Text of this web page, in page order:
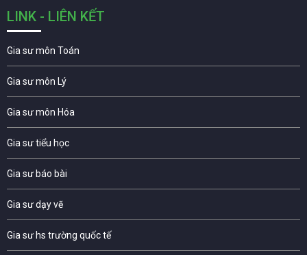
LINK - LIÊN KẾT
Gia sư môn Toán
Gia sư môn Lý
Gia sư môn Hóa
Gia sư tiểu học
Gia sư báo bài
Gia sư dạy vẽ
Gia sư hs trường quốc tế